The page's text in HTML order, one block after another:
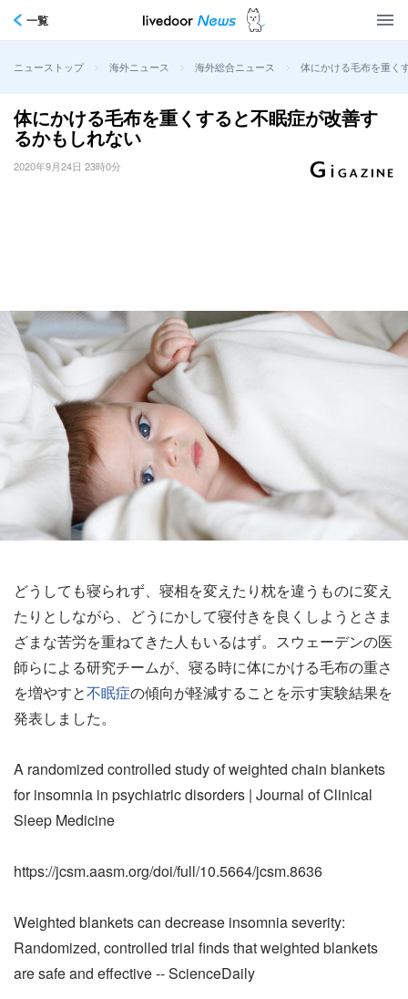
一覧
ニューストップ > 海外ニュース > 海外総合ニュース > 体にかける毛布を重く
体にかける毛布を重くすると不眠症が改善す
るかもしれない
2020年9月24日 23時0分
どうしても寝られず、寝相を変えたり枕を違うものに変え
たりとしながら、どうにかして寝付きを良くしようとさま
ざまな苦労を重ねてきた人もいるはず。スウェーデンの医
師らによる研究チームが、寝る時に体にかける毛布の重さ
を増やすと不眠症の傾向が軽減することを示す実験結果を
発表しました。
A randomized controlled study of weighted chain blankets
for insomnia in psychiatric disorders | Journal of Clinical
Sleep Medicine
https://jcsm.aasm.org/doi/full/10.5664/jcsm.8636
Weighted blankets can decrease insomnia severity:
Randomized, controlled trial finds that weighted blankets
are safe and effective -- ScienceDaily